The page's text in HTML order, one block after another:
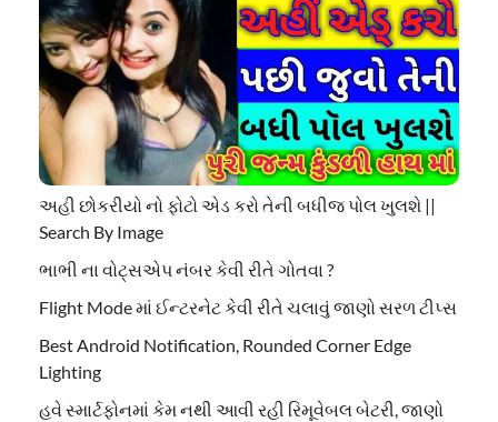
અહી છોકરીયો નો ફોટો એડ કરો તેની બધીજ પોલ ખુલશે ||
Search By Image
ભાભી ના વોટ્સએપ નંબર કેવી રીતે ગોતવા ?
Flight Mode માં ઈન્ટરનેટ કેવી રીતે ચલાવું જાણો સરળ ટીપ્સ
Best Android Notification, Rounded Corner Edge
Lighting
હવે સ્માર્ટફોનમાં કેમ નથી આવી રહી રિમૂવેબલ બેટરી, જાણો